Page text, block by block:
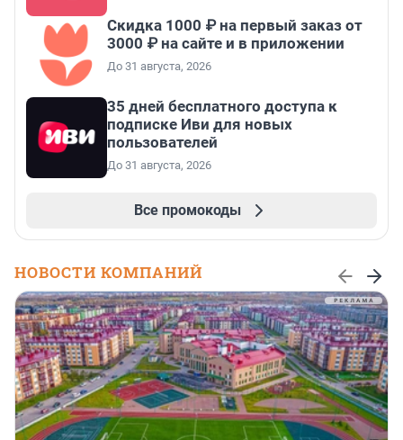
Скидка 1000 ₽ на первый заказ от
3000 ₽ на сайте и в приложении
До 31 августа, 2026
35 дней бесплатного доступа к
подписке Иви для новых
пользователей
До 31 августа, 2026
Все промокоды
НОВОСТИ КОМПАНИЙ